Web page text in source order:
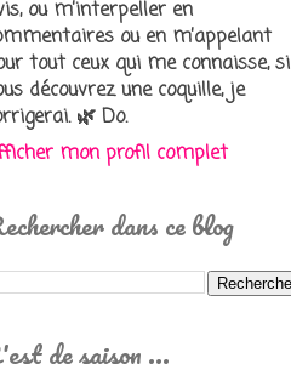
ou m’interpeller en
ou en m’appelant
tout ceux qui me connaisse, si
découvrez une coquille, je
🌿 Do.
mon profil complet
dans ce blog
de saison ...